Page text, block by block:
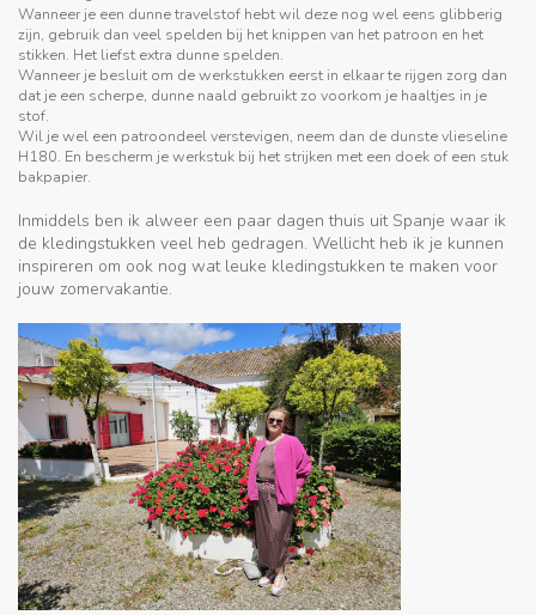
Wanneer je een dunne travelstof hebt wil deze nog wel eens glibberig
zijn, gebruik dan veel spelden bij het knippen van het patroon en het
stikken. Het liefst extra dunne spelden.
Wanneer je besluit om de werkstukken eerst in elkaar te rijgen zorg dan
dat je een scherpe, dunne naald gebruikt zo voorkom je haaltjes in je
stof.
Wil je wel een patroondeel verstevigen, neem dan de dunste vlieseline
H180. En bescherm je werkstuk bij het strijken met een doek of een stuk
bakpapier.
Inmiddels ben ik alweer een paar dagen thuis uit Spanje waar ik
de kledingstukken veel heb gedragen. Wellicht heb ik je kunnen
inspireren om ook nog wat leuke kledingstukken te maken voor
jouw zomervakantie.